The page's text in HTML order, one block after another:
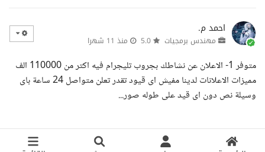
احمد م.
مهندس برمجيات منذ 11 شهرا
متوفر 1- الاعلان عن نشاطك بجروب تليجرام فيه اكتر من 110000 الف
مميزات الاعلانات لدينا مفيش اى قيود تقدر تعلن متواصل 24 ساعة باى
وسيلة نص دون اى قيد على طوله صور...